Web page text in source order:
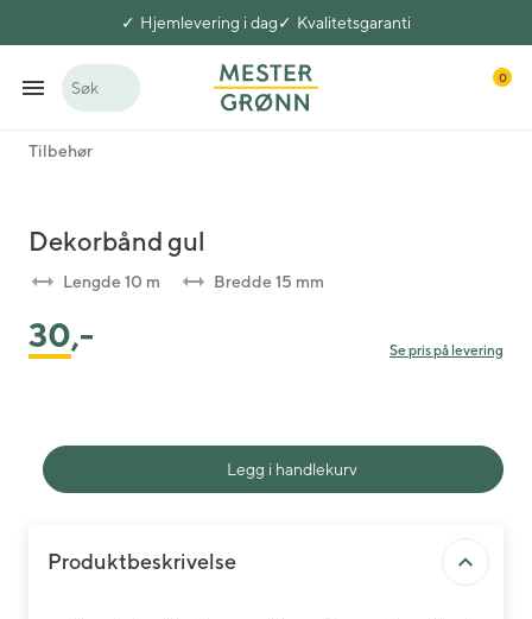
Hjemlevering i dag Kvalitetsgaranti
Søk
0
Tilbehør
Dekorbånd gul
Lengde 10 m Bredde 15 mm
30,- Se pris på levering
Legg i handlekurv
Produktbeskrivelse